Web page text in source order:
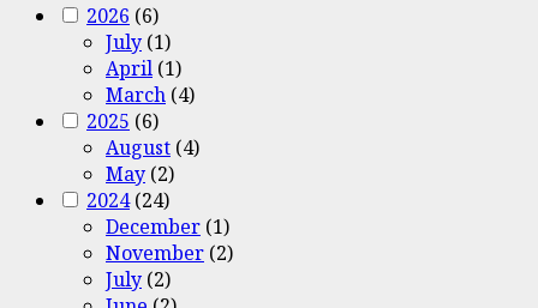
2026 (6)
July (1)
April (1)
March (4)
2025 (6)
August (4)
May (2)
2024(24)
December (1)
November (2)
July (2)